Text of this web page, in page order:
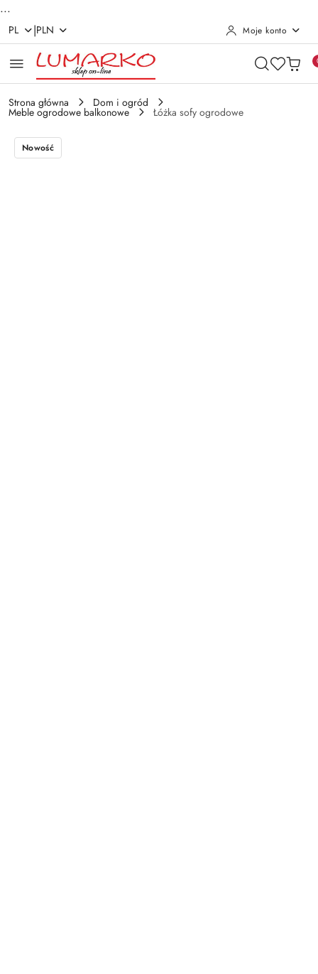
...
Przejdź do treści głównej
Przejdź do wyszukiwarki
Przejdź do moje konto
Przejdź do menu głównego
Przejdź do opisu produktu
Przejdź do stopki
PL |PLN Moje konto
Strona główna Dom i ogród
Meble ogrodowe balkonowe Łóżka sofy ogrodowe
Nowość